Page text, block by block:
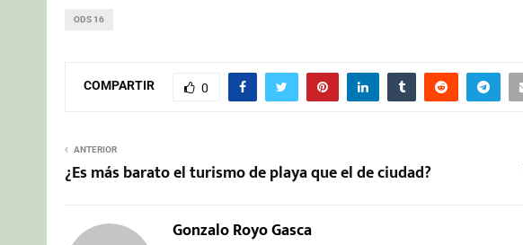
ODS 16
COMPARTIR 0
ANTERIOR
¿Es más barato el turismo de playa que el de ciudad?
Gonzalo Royo Gasca